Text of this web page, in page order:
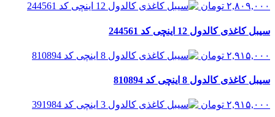
۲,۸۰۹,۰۰۰ تومان
سیبل کاغذی کالدول 12 اینچی کد 244561
۲,۹۱۵,۰۰۰ تومان
سیبل کاغذی کالدول 8 اینچی کد 810894
۲,۹۱۵,۰۰۰ تومان